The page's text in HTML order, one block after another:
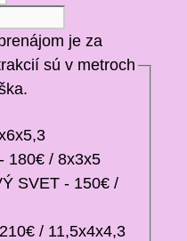
je za
sú v metroch
180€ / 8x3x5
SVET - 150€ /
/ 11,5x4x4,3